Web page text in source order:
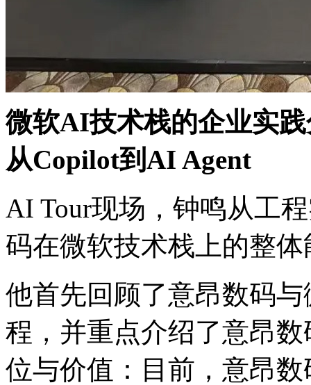
微软AI技术栈的企业实践分
从Copilot到AI Agent
AI Tour现场，钟鸣从工
码在微软技术栈上的整
他首先回顾了意昂数码
程，并重点介绍了意
位与价值：目前，意